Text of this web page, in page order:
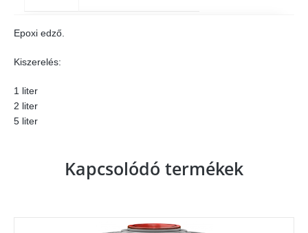
Epoxi edző.
Kiszerelés:
1 liter
2 liter
5 liter
Kapcsolódó termékek